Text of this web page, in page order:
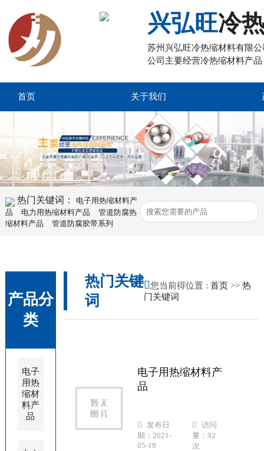
兴弘旺冷
苏州兴弘旺冷热缩材料有限
公司主要经营冷热缩材料产品
首页 关于我们
热门关键词：
电子用热缩材料产
品
电力用热缩材料产品
管道防腐热
缩材料产品
管道防腐胶带系列
产品分
类
电子
用热
缩材
料产
品
热门关键
词
您当前得位置 :首页 >>热
门关键词
电子用热缩材料产
品
发布日
期：2021-
05-19
访问
量：92
次